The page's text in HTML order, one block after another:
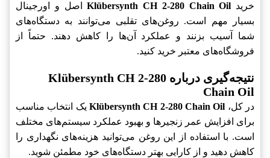
خرید Klübersynth CH 2-280 Chain Oilاصل و اورجینال
بسیار مهم است. روغن‌های تقلبی می‌توانند به دستگاه‌های
شما آسیب بزنند و عملکرد آن‌ها را کاهش دهند. حتماً از
فروشگاه‌های معتبر خرید کنید.
نتیجه‌گیری درباره Klübersynth CH 2-280
Chain Oil
در کل، Klübersynth CH 2-280 Chain Oil یک انتخاب مناسب
برای افزایش عمر زنجیرها و بهبود عملکرد سیستم‌های مختلف
است. با استفاده از این روغن می‌توانید هزینه‌های نگهداری را
کاهش دهید و از کارایی بهتر دستگاه‌های خود مطمئن شوید.